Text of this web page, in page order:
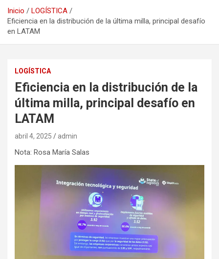
Inicio
LOGÍSTICA
Eficiencia en la distribución de la última milla, principal desafío
en LATAM
LOGÍSTICA
Eficiencia en la distribución de la
última milla, principal desafío en
LATAM
abril 4, 2025 admin
Nota: Rosa María Salas